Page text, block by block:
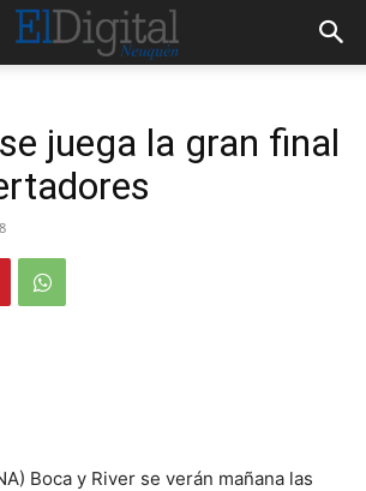
juega la gran final
Boca y River se verán mañana las